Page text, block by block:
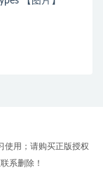
使用；请购买正版授权
系删除！